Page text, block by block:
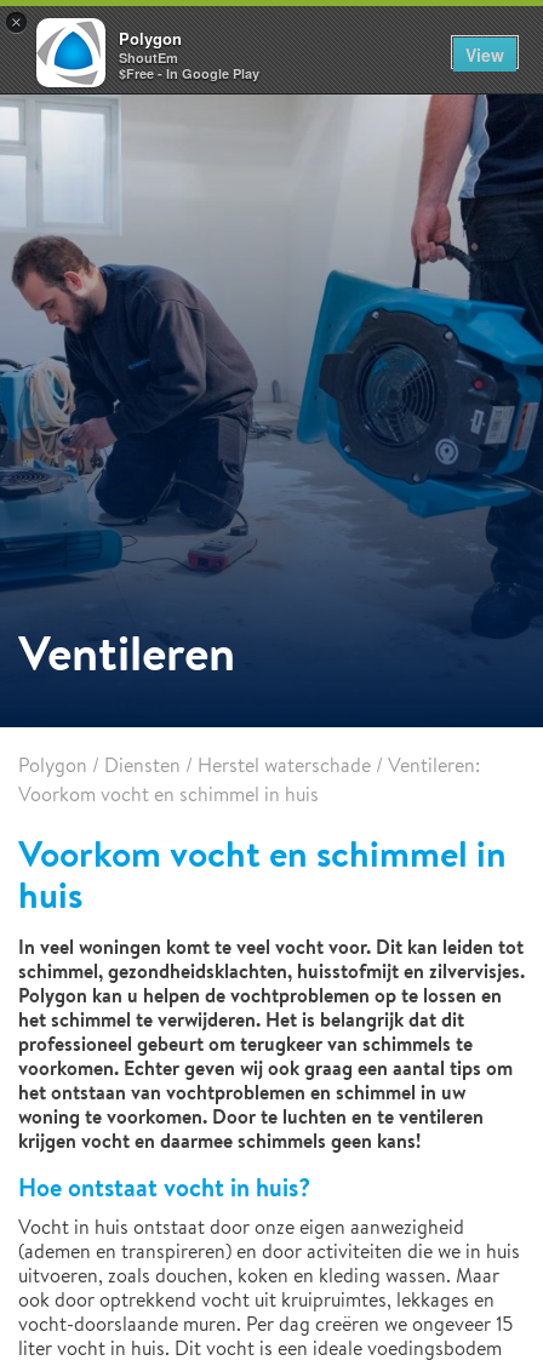
Ventileren
Polygon / Diensten / Herstel waterschade / Ventileren:
Voorkom vocht en schimmel in huis
Voorkom vocht en schimmel in
huis
In veel woningen komt te veel vocht voor. Dit kan leiden tot
schimmel, gezondheidsklachten, huisstofmijt en zilvervisjes.
Polygon kan u helpen de vochtproblemen op te lossen en
het schimmel te verwijderen. Het is belangrijk dat dit
professioneel gebeurt om terugkeer van schimmels te
voorkomen. Echter geven wij ook graag een aantal tips om
het ontstaan van vochtproblemen en schimmel in uw
woning te voorkomen. Door te luchten en te ventileren
krijgen vocht en daarmee schimmels geen kans!
Hoe ontstaat vocht in huis?
Vocht in huis ontstaat door onze eigen aanwezigheid
(ademen en transpireren) en door activiteiten die we in huis
uitvoeren, zoals douchen, koken en kleding wassen. Maar
ook door optrekkend vocht uit kruipruimtes, lekkages en
vocht-doorslaande muren. Per dag creëren we ongeveer 15
liter vocht in huis. Dit vocht is een ideale voedingsbodem
×
Polygon
ShoutEm
$Free - In Google Play
View